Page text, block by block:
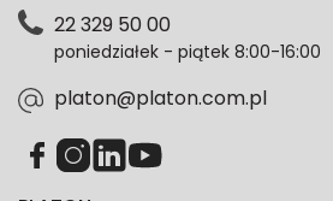
każdym czasie. Wycofanie zgody
zgodność z prawem
22 329 50 00
poniedziałek - piątek 8:00-16:00
platon@platon.com.pl